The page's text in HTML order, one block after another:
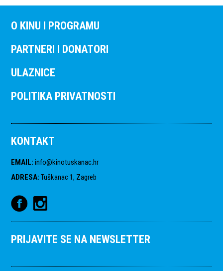
O KINU I PROGRAMU
PARTNERI I DONATORI
ULAZNICE
POLITIKA PRIVATNOSTI
KONTAKT
EMAIL: info@kinotuskanac.hr
ADRESA: Tuškanac 1, Zagreb
PRIJAVITE SE NA NEWSLETTER